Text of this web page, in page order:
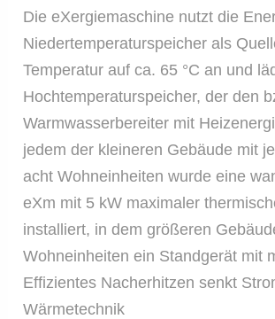
Die eXergiemaschine nutzt die
Niedertemperaturspeicher als
Temperatur auf ca. 65 °C an und
Hochtemperaturspeicher, der den
Warmwasserbereiter mit
jedem der kleineren Gebäude mit
acht Wohneinheiten wurde eine
eXm mit 5 kW maximaler
installiert, in dem größeren
Wohneinheiten ein Standgerät mit
Effizientes Nacherhitzen senkt
Wärmetechnik